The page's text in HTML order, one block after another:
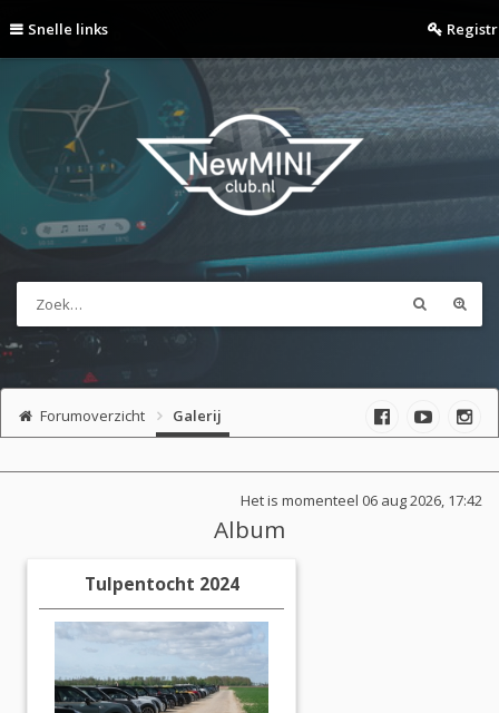
Snelle links
Forumoverzicht Galerij
Het is momenteel 06 aug 2026, 17:42
Album
Tulpentocht 2024